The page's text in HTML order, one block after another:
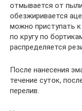
отмывается от пыли
обезжиривается
можно приступать
по кругу по
распределяется
После нанесения
течение суток,
перелив.